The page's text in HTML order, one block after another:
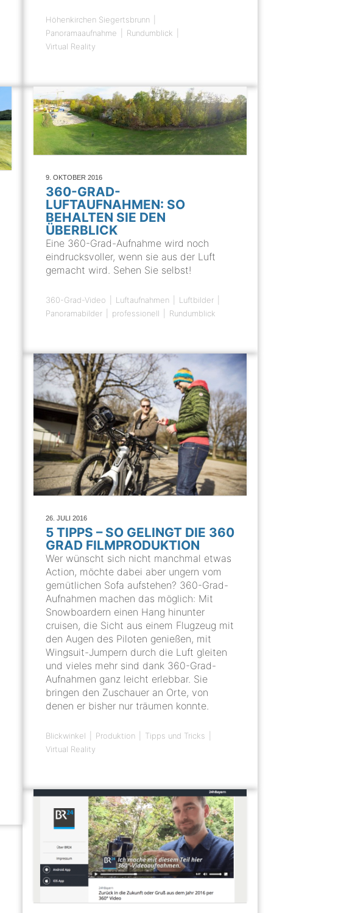
Höhenkirchen Siegertsbrunn
Panoramaaufnahme
Rundumblick
Virtual Reality
9. OKTOBER 2016
360-GRAD-
LUFTAUFNAHMEN: SO
BEHALTEN SIE DEN
ÜBERBLICK
Eine 360-Grad-Aufnahme wird noch
eindrucksvoller, wenn sie aus der Luft
gemacht wird. Sehen Sie selbst!
360-Grad-Video Luftaufnahmen
Luftbilder
Panoramabilder
professionell Rundumblick
26. JULI 2016
5 TIPPS – SO GELINGT DIE 360
GRAD FILMPRODUKTION
Wer wünscht sich nicht manchmal etwas
Action, möchte dabei aber ungern vom
gemütlichen Sofa aufstehen? 360-Grad-
Aufnahmen machen das möglich: Mit
Snowboardern einen Hang hinunter
cruisen, die Sicht aus einem Flugzeug mit
den Augen des Piloten genießen, mit
Wingsuit-Jumpern durch die Luft gleiten
und vieles mehr sind dank 360-Grad-
Aufnahmen ganz leicht erlebbar. Sie
bringen den Zuschauer an Orte, von
denen er bisher nur träumen konnte.
Blickwinkel Produktion
Tipps und Tricks
Virtual Reality